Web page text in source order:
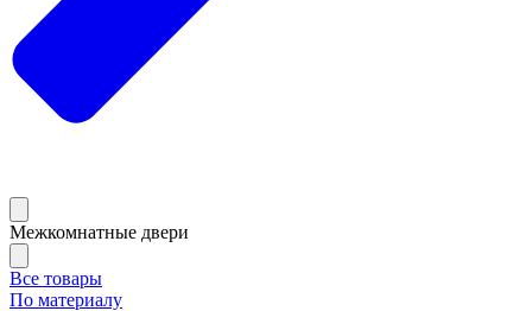
Межкомнатные двери
Все товары
По материалу